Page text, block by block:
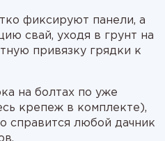
фиксируют панели, а
свай, уходя в грунт на
привязку грядки к
на болтах по уже
крепеж в комплекте),
справится любой дачник